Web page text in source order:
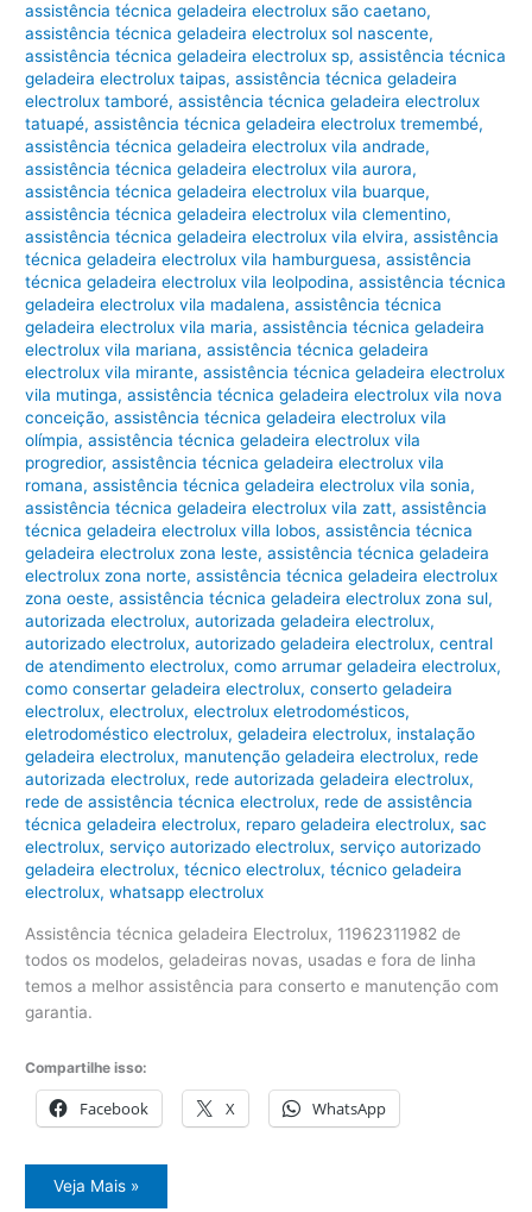
assistência técnica geladeira electrolux são caetano,
assistência técnica geladeira electrolux sol nascente,
assistência técnica geladeira electrolux sp,assistência técnica
geladeira electrolux taipas,assistência técnica geladeira
electrolux tamboré,assistência técnica geladeira electrolux
tatuapé,assistência técnica geladeira electrolux tremembé,
assistência técnica geladeira electrolux vila andrade,
assistência técnica geladeira electrolux vila aurora,
assistência técnica geladeira electrolux vila buarque,
assistência técnica geladeira electrolux vila clementino,
assistência técnica geladeira electrolux vila elvira,assistência
técnica geladeira electrolux vila hamburguesa,assistência
técnica geladeira electrolux vila leolpodina,assistência técnica
geladeira electrolux vila madalena,assistência técnica
geladeira electrolux vila maria,assistência técnica geladeira
electrolux vila mariana,assistência técnica geladeira
electrolux vila mirante,assistência técnica geladeira electrolux
vila mutinga,assistência técnica geladeira electrolux vila nova
conceição,assistência técnica geladeira electrolux vila
olímpia,assistência técnica geladeira electrolux vila
progredior,assistência técnica geladeira electrolux vila
romana,assistência técnica geladeira electrolux vila sonia,
assistência técnica geladeira electrolux vila zatt,assistência
técnica geladeira electrolux villa lobos,assistência técnica
geladeira electrolux zona leste,assistência técnica geladeira
electrolux zona norte,assistência técnica geladeira electrolux
zona oeste,assistência técnica geladeira electrolux zona sul,
autorizada electrolux,autorizada geladeira electrolux,
autorizado electrolux,autorizado geladeira electrolux,central
de atendimento electrolux,como arrumar geladeira electrolux,
como consertar geladeira electrolux,conserto geladeira
electrolux,electrolux,electrolux eletrodomésticos,
eletrodoméstico electrolux,geladeira electrolux, instalação
geladeira electrolux, manutenção geladeira electrolux, rede
autorizada electrolux, rede autorizada geladeira electrolux,
rede de assistência técnica electrolux, rede de assistência
técnica geladeira electrolux, reparo geladeira electrolux,sac
electrolux,serviço autorizado electrolux,serviço autorizado
geladeira electrolux,técnico electrolux,técnico geladeira
electrolux,whatsapp electrolux
Assistência técnica geladeira Electrolux, 11962311982 de
todos os modelos, geladeiras novas, usadas e fora de linha
temos a melhor assistência para conserto e manutenção com
garantia.
Compartilhe isso:
Facebook X WhatsApp
Assistência
técnica
Veja Mais »